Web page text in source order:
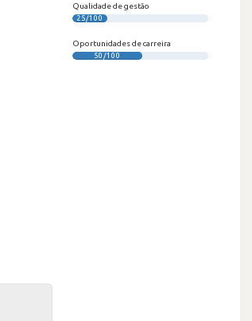
Qualidade de gestão
25/100
Oportunidades de carreira
50/100